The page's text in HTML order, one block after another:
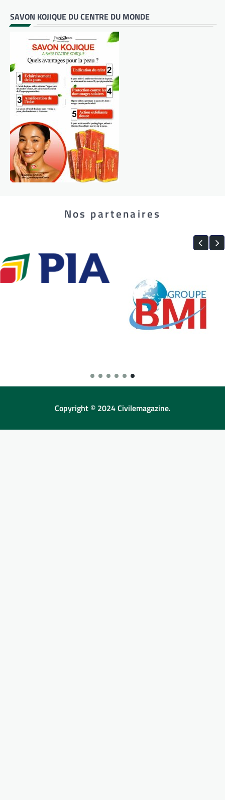
SAVON KOJIQUE DU CENTRE DU MONDE
Nos partenaires
Copyright © 2024 Civilemagazine.